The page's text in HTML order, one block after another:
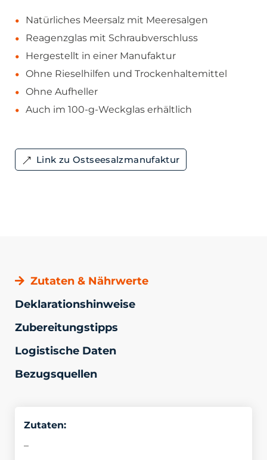
Natürliches Meersalz mit Meeresalgen
Reagenzglas mit Schraubverschluss
Hergestellt in einer Manufaktur
Ohne Rieselhilfen und Trockenhaltemittel
Ohne Aufheller
Auch im 100-g-Weckglas erhältlich
Link zu Ostseesalzmanufaktur
Zutaten & Nährwerte
Deklarationshinweise
Zubereitungstipps
Logistische Daten
Bezugsquellen
Zutaten:
–